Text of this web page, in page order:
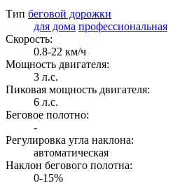
Тип беговой дорожки
для дома профессиональная
Скорость:
0.8-22 км/ч
Мощность двигателя:
3 л.с.
Пиковая мощность двигателя:
6 л.с.
Беговое полотно:
-
Регулировка угла наклона:
автоматическая
Наклон бегового полотна:
0-15%